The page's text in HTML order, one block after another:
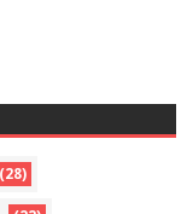
(28)